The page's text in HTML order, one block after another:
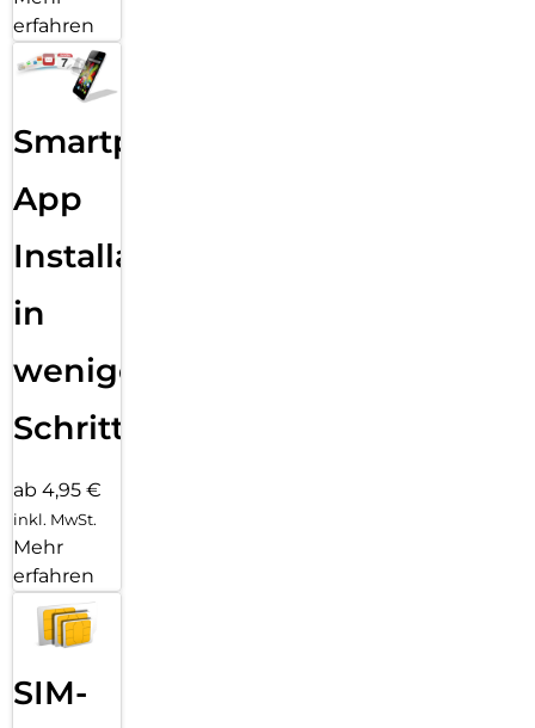
erfahren
Smartphone
App
Installation
in
wenigen
Schritten
ab 4,95 €
inkl. MwSt.
Mehr
erfahren
SIM-